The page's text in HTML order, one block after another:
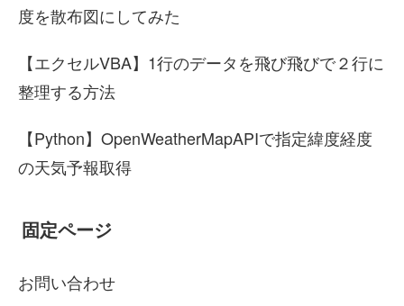
度を散布図にしてみた
【エクセルVBA】1行のデータを飛び飛びで２行に
整理する方法
【Python】OpenWeatherMapAPIで指定緯度経度
の天気予報取得
固定ページ
お問い合わせ